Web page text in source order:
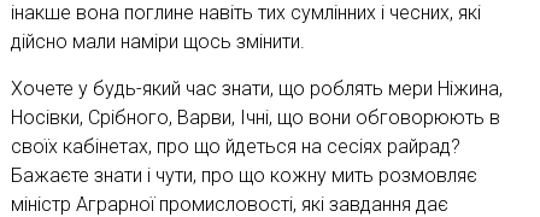
інакше вона поглине навіть тих сумлінних і чесних, які
дійсно мали наміри щось змінити.
Хочете у будь-який час знати, що роблять мери Ніжина,
Носівки, Срібного, Варви, Ічні, що вони обговорюють в
своїх кабінетах, про що йдеться на сесіях райрад?
Бажаєте знати і чути, про що кожну мить розмовляє
міністр Аграрної промисловості, які завдання дає